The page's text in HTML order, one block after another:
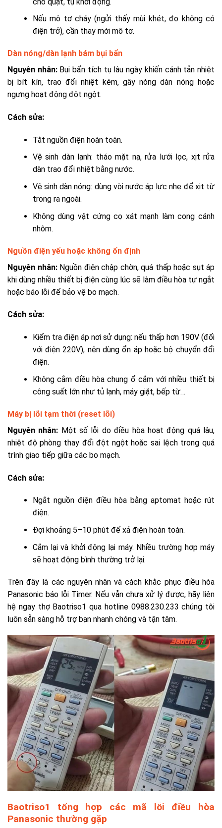
Nếu mô tơ cháy (ngửi thấy mùi khét, đo không có
điện trở), cần thay mới mô tơ.
Dàn nóng/dàn lạnh bám bụi bẩn
Nguyên nhân: Bụi bẩn tích tụ lâu ngày khiến cánh tản nhiệt
bị bít kín, trao đổi nhiệt kém, gây nóng dàn nóng hoặc
ngưng hoạt động đột ngột.
Cách sửa:
Tắt nguồn điện hoàn toàn.
Vệ sinh dàn lạnh: tháo mặt nạ, rửa lưới lọc, xịt rửa
dàn trao đổi nhiệt bằng nước.
Vệ sinh dàn nóng: dùng vòi nước áp lực nhẹ để xịt từ
trong ra ngoài.
Không dùng vật cứng cọ xát mạnh làm cong cánh
nhôm.
Nguồn điện yếu hoặc không ổn định
Nguyên nhân: Nguồn điện chập chờn, quá thấp hoặc sụt áp
khi dùng nhiều thiết bị điện cùng lúc sẽ làm điều hòa tự ngắt
hoặc báo lỗi để bảo vệ bo mạch.
Cách sửa:
Kiểm tra điện áp nơi sử dụng: nếu thấp hơn 190V (đối
với điện 220V), nên dùng ổn áp hoặc bộ chuyển đổi
điện.
Không cắm điều hòa chung ổ cắm với nhiều thiết bị
công suất lớn như tủ lạnh, máy giặt, bếp từ…
Máy bị lỗi tạm thời (reset lỗi)
Nguyên nhân: Một số lỗi do điều hòa hoạt động quá lâu,
nhiệt độ phòng thay đổi đột ngột hoặc sai lệch trong quá
trình giao tiếp giữa các bo mạch.
Cách sửa:
Ngắt nguồn điện điều hòa bằng aptomat hoặc rút
điện.
Đợi khoảng 5–10 phút để xả điện hoàn toàn.
Cắm lại và khởi động lại máy. Nhiều trường hợp máy
sẽ hoạt động bình thường trở lại.
Trên đây là các nguyên nhân và cách khắc phục điều hòa
Panasonic báo lỗi Timer. Nếu vẫn chưa xử lý được, hãy liên
hệ ngay thợ Baotriso1 qua hotline 0988.230.233 chúng tôi
luôn sẵn sàng hỗ trợ bạn nhanh chóng và tận tâm.
Baotriso1 tổng hợp các mã lỗi điều hòa
Panasonic thường gặp